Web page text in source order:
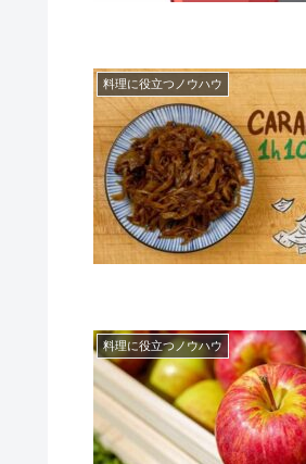
料理に役立つノウハウ
料理に役立つノウハウ